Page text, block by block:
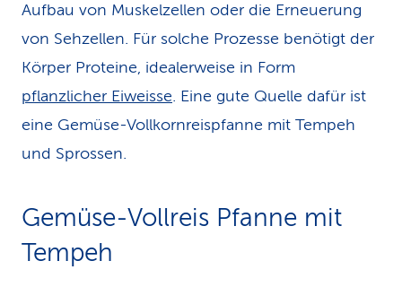
Aufbau von Muskelzellen oder die Erneuerung
von Sehzellen. Für solche Prozesse benötigt der
Körper Proteine, idealerweise in Form
pflanzlicher Eiweisse. Eine gute Quelle dafür ist
eine Gemüse-Vollkornreispfanne mit Tempeh
und Sprossen.
Gemüse-Vollreis Pfanne mit
Tempeh